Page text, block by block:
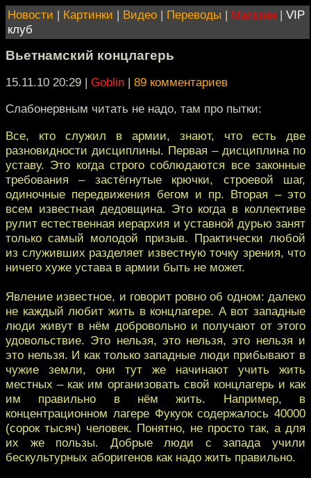
Новости | Картинки | Видео | Переводы | Магазин | VIP
клуб
Вьетнамский концлагерь
15.11.10 20:29 | Goblin | 89 комментариев
Слабонервным читать не надо, там про пытки:
Все, кто служил в армии, знают, что есть две
разновидности дисциплины. Первая – дисциплина по
уставу. Это когда строго соблюдаются все законные
требования – застёгнутые крючки, строевой шаг,
одиночные передвижения бегом и пр. Вторая – это
всем известная дедовщина. Это когда в коллективе
рулит естественная иерархия и уставной дурью занят
только самый молодой призыв. Практически любой
из служивших разделяет известную точку зрения, что
ничего хуже устава в армии быть не может.
Явление известное, и говорит ровно об одном: далеко
не каждый любит жить в концлагере. А вот западные
люди живут в нём добровольно и получают от этого
удовольствие. Это нельзя, это нельзя, это нельзя и
это нельзя. И как только западные люди прибывают в
чужие земли, они тут же начинают учить жить
местных – как им организовать свой концлагерь и как
им правильно в нём жить. Например, в
концентрационном лагере Фукуок содержалось 40000
(сорок тысяч) человек. Понятно, не просто так, а для
их же пользы. Добрые люди с запада учили
бескультурных аборигенов как надо жить правильно.